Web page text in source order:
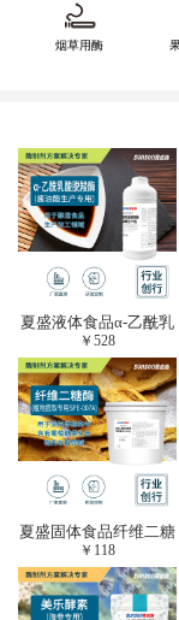
烟草用酶
夏盛液体食品α-乙酰乳
酸脱羧酶(酱油醋生产
专用)FDY-3206
￥528
夏盛固体食品纤维二糖
酶(植物提取专用酶/用
于虎杖白藜芦醇提
取)FFG-0656
￥ 118